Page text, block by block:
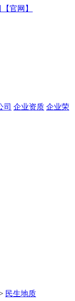
司 企业资质 企业荣
民生地质